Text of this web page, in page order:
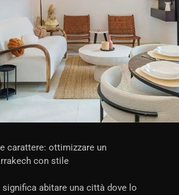
carattere: ottimizzare un
con stile
abitare una città dove lo